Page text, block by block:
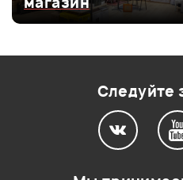
Оценка3
Следуйте